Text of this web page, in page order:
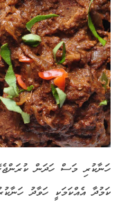
ހަނާކުރި މަސް ހަދަން
ކަމުދާ އެއްކަމަކީ ހަވާދު